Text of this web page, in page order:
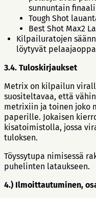
sunnuntain
Tough Shot
Best Shot Max2
Kilpailuratojen
löytyvät
3.4. Tuloskirjaukset
Metrix on kilpailun
suositeltavaa, että
metrixiin ja toinen joko
paperille. Jokaisen
kisatoimistolla, jossa
tuloksen.
Töyssytupa nimisessä
puhelinten lataukseen.
4.) Ilmoittautuminen,